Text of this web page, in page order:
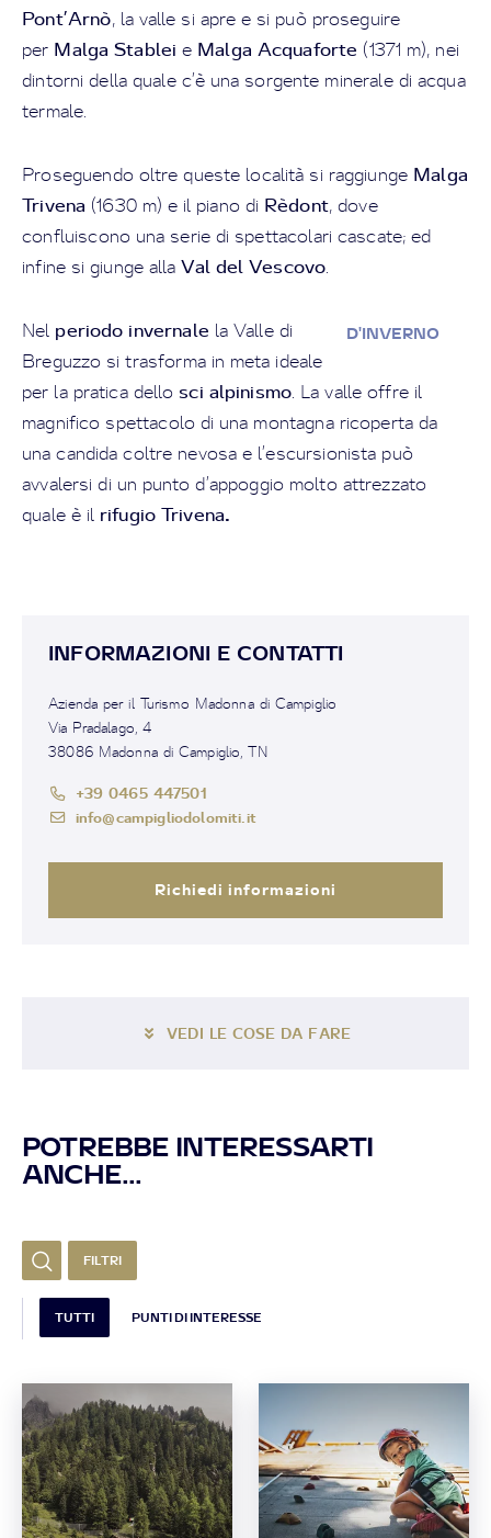
Pont’Arnò, la valle si apre e si può proseguire
per Malga Stablei e Malga Acquaforte (1371 m), nei
dintorni della quale c’è una sorgente minerale di acqua
termale.
Proseguendo oltre queste località si raggiunge Malga
Trivena (1630 m) e il piano di Rèdont, dove
confluiscono una serie di spettacolari cascate; ed
infine si giunge alla Val del Vescovo.
D'INVERNO
Nel periodo invernale la Valle di
Breguzzo si trasforma in meta ideale
per la pratica dello sci alpinismo. La valle offre il
magnifico spettacolo di una montagna ricoperta da
una candida coltre nevosa e l’escursionista può
avvalersi di un punto d’appoggio molto attrezzato
quale è il rifugio Trivena.
INFORMAZIONI E CONTATTI
Azienda per il Turismo Madonna di Campiglio
Via Pradalago, 4
38086 Madonna di Campiglio, TN
+39 0465 447501
info@campigliodolomiti.it
Richiedi informazioni
VEDI LE COSE DA FARE
POTREBBE INTERESSARTI
ANCHE...
FILTRI
TUTTI PUNTI DI INTERESSE